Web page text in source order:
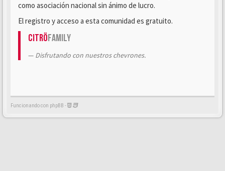
como asociación nacional sin ánimo de lucro.
El registro y acceso a esta comunidad es gratuito.
CitröFamily
Disfrutando con nuestros chevrones.
Funcionando con phpBB -